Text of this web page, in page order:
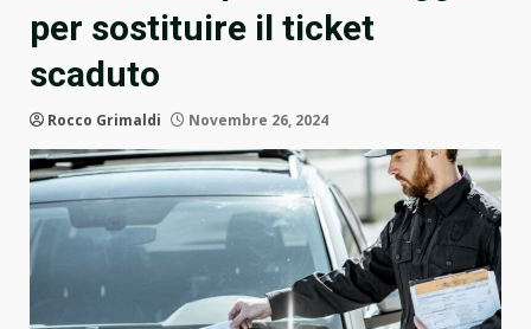
per sostituire il ticket
scaduto
Rocco Grimaldi Novembre 26, 2024